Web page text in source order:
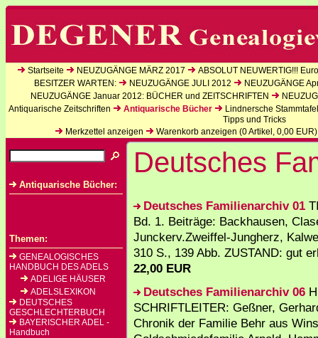
Startseite NEUZUGÄNGE MÄRZ 2017
ABSOLUT NEUWERTIG!!!
BESITZER WARTEN:
NEUZUGÄNGE JULI 2012
NEUZUGÄNGE
NEUZUGÄNGE Januar 2012: BÜCHER und ZEITSCHRIFTEN
Antiquarische Zeitschriften
Antiquarische Bücher
Lindnersche
Tipps und Tricks
Merkzettel anzeigen
Warenkorb anzeigen (0Artikel, 0,00 EUR)
Antiquarische Bücher:
Themen:
GENEALOGISCHES
HANDBUCH DES ADELS
ADELIGE HÄUSER
ADELSLEXIKON
DEUTSCHES
GESCHLECHTERBUCH
BAYERISCHER ADEL -
Handbuch
Deutsches
Deutsches Familienarchiv 01
Bd. 1. Beiträge: Backhausen,
Junckerv.Zweiffel-Jungherz,
310 S., 139 Abb. ZUSTAND: gut
22,00 EUR
Deutsches Familienarchiv 06
SCHRIFTLEITER: Geßner,
Chronik der Familie Behr aus